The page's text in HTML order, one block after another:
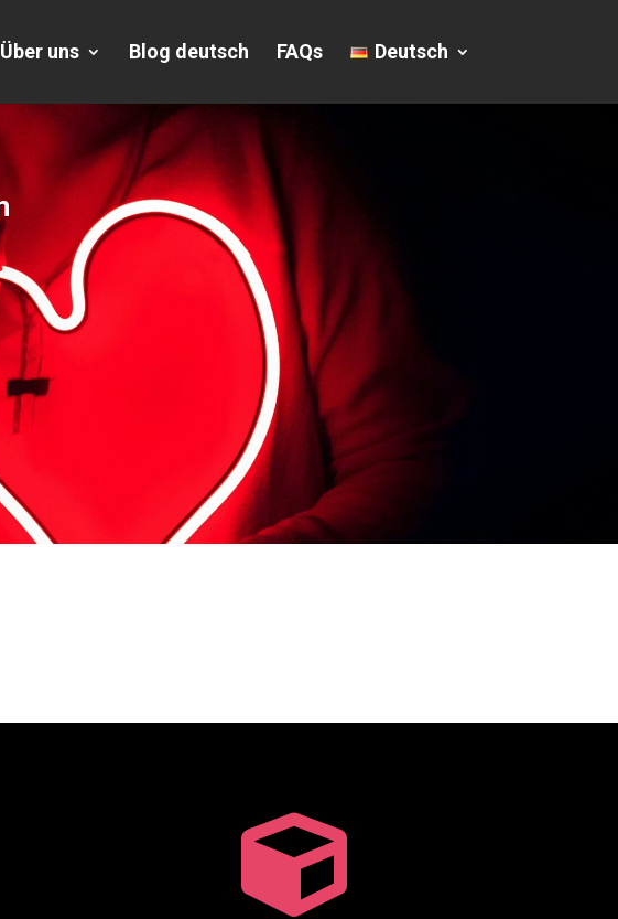
Über uns Blog deutsch FAQs Deutsch
